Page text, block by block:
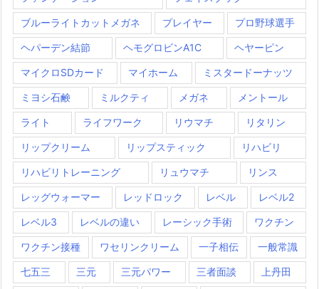
ブルーライトカットメガネ プレイヤー プロ野球選手
ヘパーデン結節 ヘモグロビンA1C ヘヤーピン
マイクロSDカード マイホーム ミスタードーナッツ
ミヨシ石鹸 ミルクティ メガネ メントール
ライト ライフワーク リウマチ リタリン
リップクリーム リップスティック リハビリ
リハビリトレーニング リュウマチ リンス
レッグウォーマー レッドロック レベル レベル2
レベル3 レベルの違い レーシック手術 ワクチン
ワクチン接種 ワセリンクリーム 一子相伝 一般常識
七五三 三元 三元パワー 三者面談 上丹田